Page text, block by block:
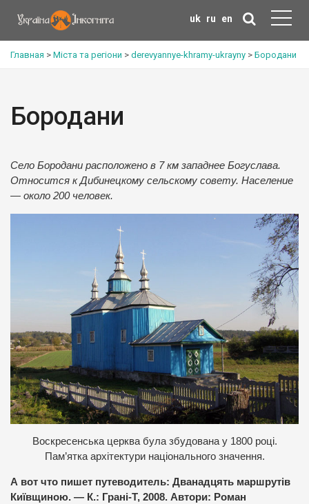
uk ru en
Главная > Міста та регіони > derevyannye-khramy-ukrayny > Бородани
Бородани
Село Бородани расположено в 7 км западнее Богуслава.
Относится к Дибинецкому сельскому совету. Население
— около 200 человек.
Воскресенська церква була збудована у 1800 році.
Пам’ятка архітектури національного значення.
А вот что пишет путеводитель: Дванадцять маршрутів
Київщиною. — К.: Грані-Т, 2008. Автори: Роман